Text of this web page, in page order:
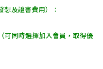
及證書費用）：
可同時選擇加入會員，取得優